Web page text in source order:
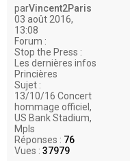
parVincent2Paris
03 août 2016,
13:08
Forum :
Stop the Press :
Les dernières infos
Princières
Sujet :
13/10/16 Concert
hommage officiel,
US Bank Stadium,
Mpls
Réponses : 76
Vues : 37979